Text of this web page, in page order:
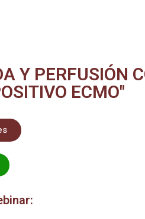
Y PERFUSIÓN
ECMO"